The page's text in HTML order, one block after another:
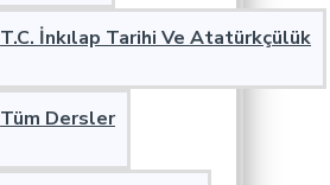
T.C. İnkılap Tarihi Ve Atatürkçülük
Tüm Dersler